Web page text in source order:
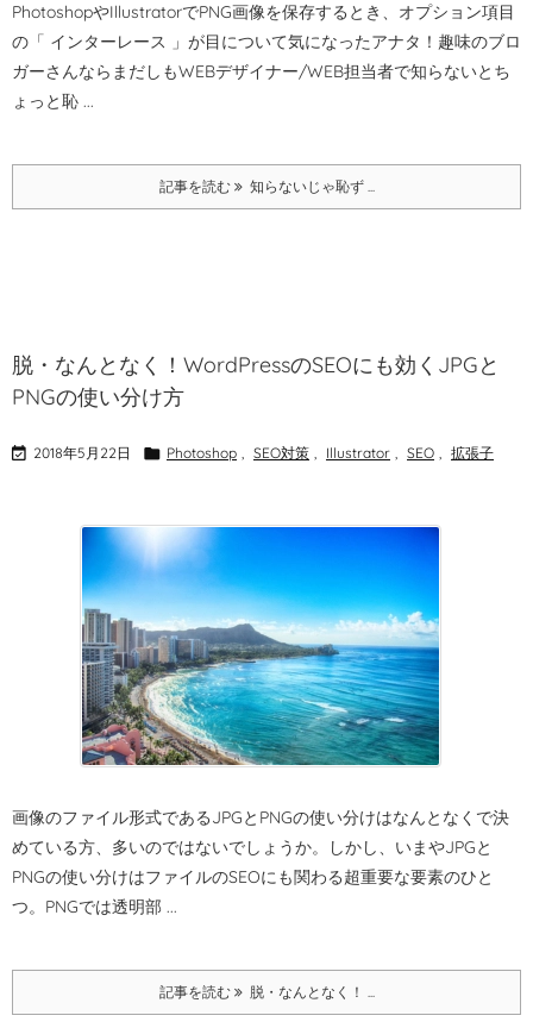
PhotoshopやIllustratorでPNG画像を保存するとき、オプション項目
の「 インターレース 」が目について気になったアナタ！ 趣味のブロ
ガーさんならまだしもWEBデザイナー/WEB担当者で知らないとち
ょっと恥 ...
記事を読む 知らないじゃ恥ず ...
脱・なんとなく！WordPressのSEOにも効くJPGと
PNGの使い分け方
 2018年5月22日  Photoshop , SEO対策 , Illustrator , SEO , 拡張子
画像のファイル形式であるJPGとPNGの使い分けはなんとなくで決
めている方、多いのではないでしょうか。
しかし、いまやJPGと
PNGの使い分けはファイルのSEOにも関わる超重要な要素のひと
つ。 PNGでは透明部 ...
記事を読む 脱・なんとなく！ ...